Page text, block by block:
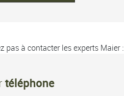
pas à contacter les experts Maier :
téléphone